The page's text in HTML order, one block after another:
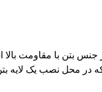
جنس بتن با مقاومت
در محل نصب یک لایه